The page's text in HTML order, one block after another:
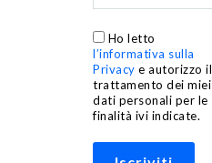
Ho letto
l’informativa sulla
Privacy e autorizzo il
trattamento dei miei
dati personali per le
finalità ivi indicate.